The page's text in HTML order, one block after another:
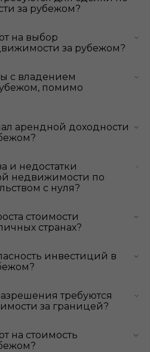
за рубежом?
на выбор
за рубежом?
с владением
помимо
арендной доходности
и недостатки
недвижимости по
с нуля?
стоимости
странах?
инвестиций в
требуются
за границей?
на стоимость